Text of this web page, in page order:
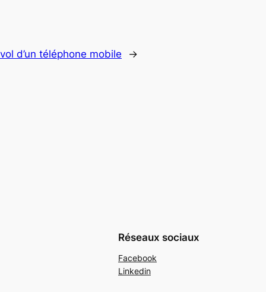
d’un téléphone mobile →
Réseaux sociaux
Facebook
Linkedin